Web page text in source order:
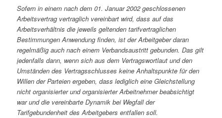
Sofern in einem nach dem 01. Januar 2002 geschlossenen
Arbeitsvertrag vertraglich vereinbart wird, dass auf das
Arbeitsverhältnis die jeweils geltenden tarifvertraglichen
Bestimmungen Anwendung finden, ist der Arbeitgeber daran
regelmäßig auch nach einem Verbandsaustritt gebunden. Das gilt
jedenfalls dann, wenn sich aus dem Vertragswortlaut und den
Umständen des Vertragsschlusses keine Anhaltspunkte für den
Willen der Parteien ergeben, dass lediglich eine Gleichstellung
nicht organisierter und organisierter Arbeitnehmer beabsichtigt
war und die vereinbarte Dynamik bei Wegfall der
Tarifgebundenheit des Arbeitgebers entfallen soll.